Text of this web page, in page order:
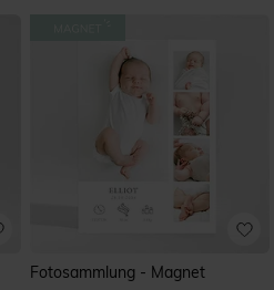
Fotosammlung - Magnet